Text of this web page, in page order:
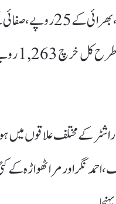
روپے
نگر اور مراٹھواڑہ